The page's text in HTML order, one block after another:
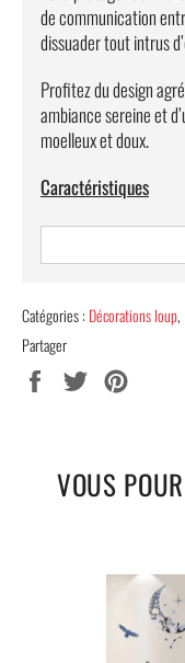
de communication
dissuader tout intrus
Profitez du design
ambiance sereine et
moelleux et doux.
Caractéristiques
Tissu microfibre,
Imprimé 3D Haute
Lavage à froid
Disponibilité en 2
cm.
Catégories : Décorations loup,
Partager
Partager Tweeter
VOUS